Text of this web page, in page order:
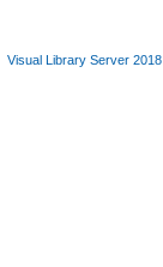
Visual Library Server 2018